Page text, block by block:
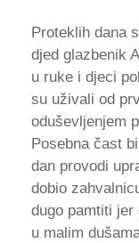
Proteklih dana
djed glazbenik
u ruke i djeci
su uživali od
oduševljenjem
Posebna čast
dan provodi
dobio
dugo pamtiti
u malim